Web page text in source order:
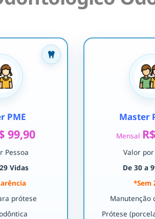
PME
99,90
Pessoa
Vidas
prótese
Master
Mensal
Valor por
De 30 a
*Sem
Manutenção
Prótese